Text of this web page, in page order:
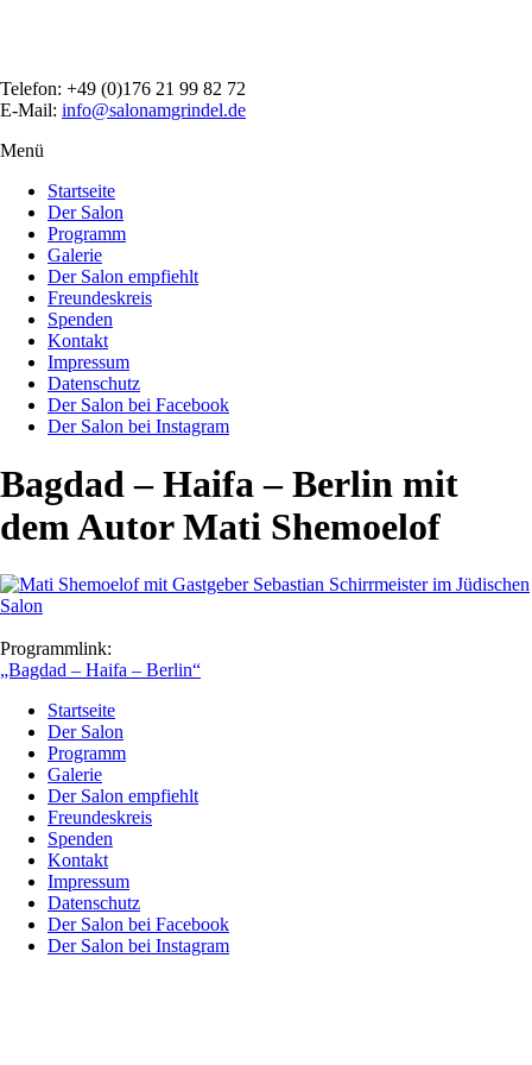
Telefon: +49 (0)176 21 99 82 72
E-Mail: info@salonamgrindel.de
Menü
Startseite
Der Salon
Programm
Galerie
Der Salon empfiehlt
Freundeskreis
Spenden
Kontakt
Impressum
Datenschutz
Der Salon bei Facebook
Der Salon bei Instagram
Bagdad – Haifa – Berlin mit
dem Autor Mati Shemoelof
Programmlink:
„Bagdad – Haifa – Berlin“
Startseite
Der Salon
Programm
Galerie
Der Salon empfiehlt
Freundeskreis
Spenden
Kontakt
Impressum
Datenschutz
Der Salon bei Facebook
Der Salon bei Instagram